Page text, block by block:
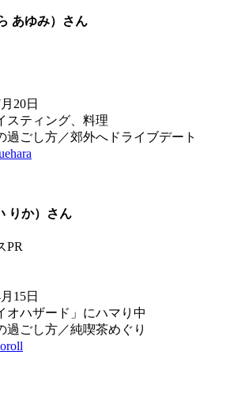
あゆみ）さん
20日
スティング、料理
過ごし方／郊外へドライブデート
りか）さん
PR
15日
オハザード」にハマり中
過ごし方／純喫茶めぐり